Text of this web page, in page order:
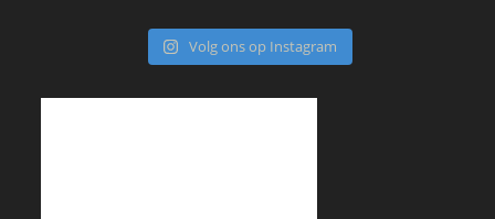
Volg ons op Instagram